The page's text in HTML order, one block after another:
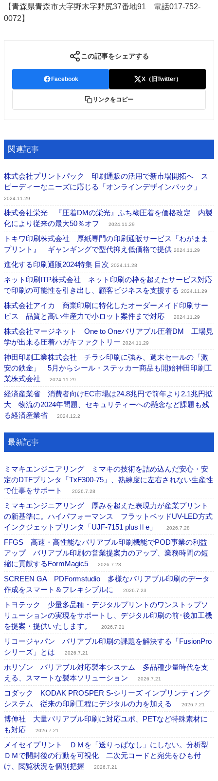
【青森県青森市大字野木字野尻37番地91 電話017-752-
0072】
この記事をシェアする
Facebook X（旧Twitter）
リンクをコピー
関連記事
株式会社プリントパック 印刷通販の活用で新市場開拓へ ス
ピーディーなニーズに応じる「オンラインデザインパック」
2024.11.29
株式会社栄光 『圧着DMの栄光』ふち糊圧着を価格改定 内製
化により従来の最大50％オフ
2024.11.29
トキワ印刷株式会社 厚紙専門の印刷通販サービス『わがまま
プリント』 ギャンギングで型代抑え低価格で提供 2024.11.29
進化する印刷通販2024特集 目次 2024.11.28
ネット印刷ITP株式会社 ネット印刷の枠を超えたサービス対応
で印刷の可能性を引き出し、顧客ビジネスを支援する 2024.11.29
株式会社アイカ 商業印刷に特化したオーダーメイド印刷サー
ビス 品質と高い生産力で小ロット案件まで対応
2024.11.29
株式会社マージネット One to Oneバリアブル圧着DM 工場見
学が出来る圧着ハガキファクトリー 2024.11.29
神田印刷工業株式会社 チラシ印刷に強み、週末セールの「激
安の鉄金」 5月からシール・ステッカー商品も開始神田印刷工
業株式会社
2024.11.29
経済産業省 消費者向けEC市場は24.8兆円で前年より2.1兆円拡
大 物流の2024年問題、セキュリティーへの懸念など課題も残
る経済産業省
2024.12.2
最新記事
ミマキエンジニアリング ミマキの技術を詰め込んだ安心・安
定のDTFプリンタ「TxF300-75」、熟練度に左右されない生産性
で仕事をサポート
2026.7.28
ミマキエンジニアリング 厚みを超えた表現力が産業プリント
の新基準に。ハイパフォーマンス フラットベッドUV-LED方式
インクジェットプリンタ「UJF-7151 plusⅡe」
2026.7.28
FFGS 高速・高性能なバリアブル印刷機能でPOD事業の利益
アップ バリアブル印刷の営業提案力のアップ、業務時間の短
縮に貢献するFormMagic5
2026.7.23
SCREEN GA PDFormstudio 多様なバリアブル印刷のデータ
作成をスマート＆フレキシブルに
2026.7.23
トヨテック 少量多品種・デジタルプリントのワンストップソ
リューションの実現をサポートし、デジタル印刷の前･後加工機
を提案・提供いたします。
2026.7.21
リコージャパン バリアブル印刷の課題を解決する「FusionPro
シリーズ」とは
2026.7.21
ホリゾン バリアブル対応製本システム 多品種少量時代を支
える、スマートな製本ソリューション
2026.7.21
コダック KODAK PROSPER S-シリーズ インプリンティング
システム 従来の印刷工程にデジタルの力を加える
2026.7.21
博伸社 大量バリアブル印刷に対応ユポ、PETなど特殊素材に
も対応
2026.7.21
メイセイプリント ＤＭを「送りっぱなし」にしない。分析型
ＤＭで開封後の行動を可視化 二次元コードと宛先をひも付
け、閲覧状況を個別把握
2026.7.21